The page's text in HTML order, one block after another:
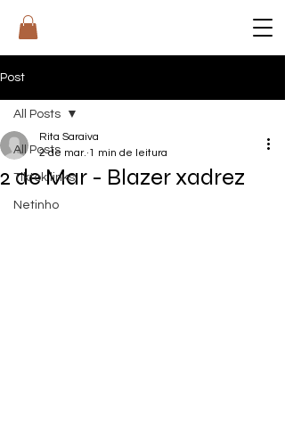
RIT
Post
All Posts
Tiktok links
Netinho
All Posts
2 de Mar - Blazer xadrez
Rita Saraiva
2 de mar. 1 min de leitura